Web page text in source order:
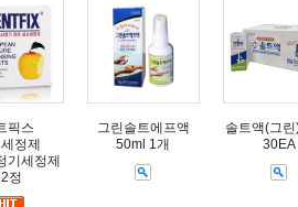
픽스
정제
기세정제
정
그린솔트에프액
50ml 1개
솔트액(그
30EA